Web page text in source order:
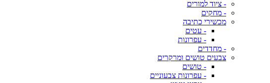
- ציוד למורים
- מחקים
מכשירי כתיבה
- עטים
- עפרונות
- מחדדים
צבעים טושים ומרקרים
- טושים
- עפרונות צבעוניים